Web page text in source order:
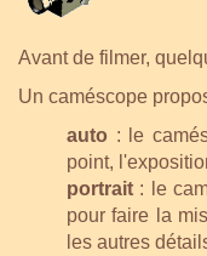
Avant de filmer,
Un caméscope
auto : le
point,
portrait : le
pour faire la
les autres